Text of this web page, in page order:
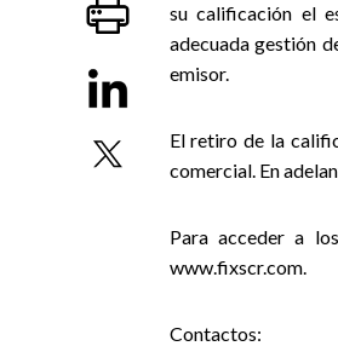
su calificación el
adecuada gestión
emisor.
El retiro de la
comercial. En
Para acceder a
www.fixscr.com.
Contactos: